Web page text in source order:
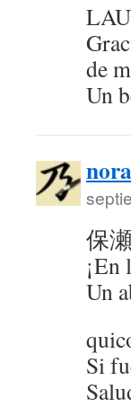
de
Un
nora
保
¡En
Un
Si